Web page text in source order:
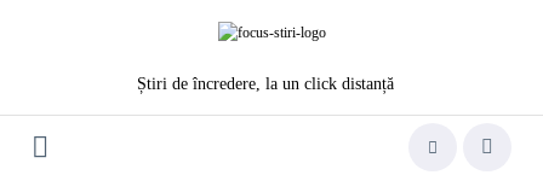
Știri de încredere, la un click distanță